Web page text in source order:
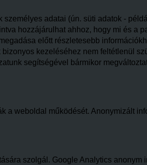
személyes adatai (ún. süti adatok -
hozzájárulhat ahhoz, hogy mi és a
előtt részletesebb
kezeléséhez nem feltétlenül
segítségével bármikor
a weboldal működését. Anonymizált
szolgál. Google Analytics anonym